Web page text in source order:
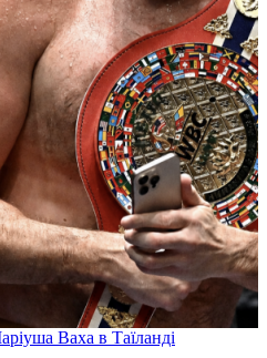
Ваха в Таїланді